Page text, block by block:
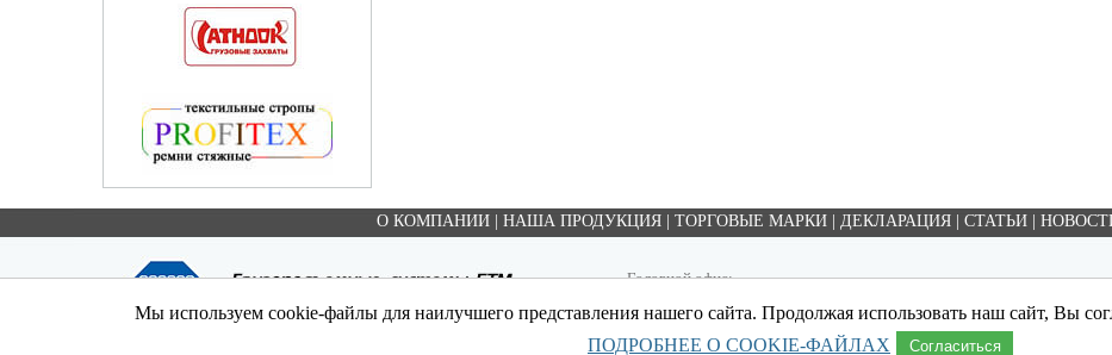
О КОМПАНИИ НАША ПРОДУКЦИЯ ТОРГОВЫЕ МАРКИ ДЕКЛАРАЦИЯ СТАТЬИ
Copyright ©ООО "ЕТМ" , 2003-2026
Головной офис:
Тел.: 8(4932) 345-222, 410-869
Мы используем cookie-файлы для наилучшего представления нашего сайта. Продолжая использовать наш сайт, Вы
ПОДРОБНЕЕ О COOKIE-ФАЙЛАХ
Согласиться